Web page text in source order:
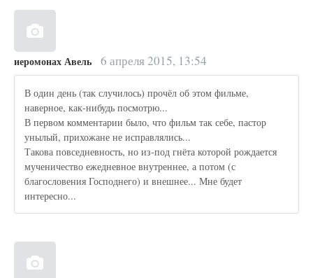
иеромонах Авель 6 апреля 2015, 13:54
В один день (так случилось) прочёл об этом фильме,
наверное, как-нибудь посмотрю...
В первом комментарии было, что фильм так себе, пастор
унылый, прихожане не исправлялись...
Такова повседневность, но из-под гнёта которой рождается
мученичество ежедневное внутреннее, а потом (с
благословения Господнего) и внешнее... Мне будет
интересно...